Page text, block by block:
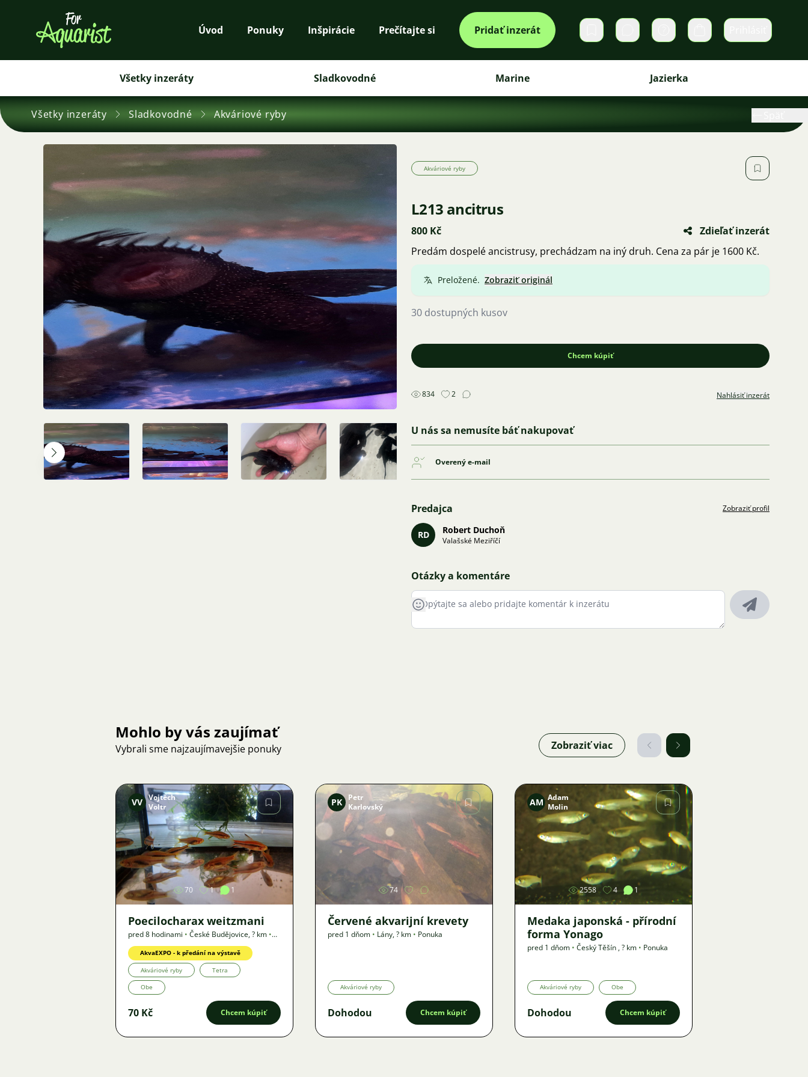
Úvod Ponuky Inšpirácie Prečítajte si Pridať inzerát Súkromné správy Košík
Všetky inzeráty Sladkovodné Marine Jazierka
Všetky inzeráty Sladkovodné Akváriové ryby
Akváriové ryby
L213 ancitrus
800 Kč
Zdieľať inzerát
Predám dospelé ancistrusy, prechádzam na iný druh. Cena za pár je 1600 Kč.
Preložené. Zobraziť originál
30 dostupných kusov
Chcem kúpiť
834 2 Nahlásiť inzerát
U nás sa nemusíte báť nakupovať
Overený e-mail
Predajca Zobraziť profil
RD Robert Duchoň
Valašské Meziříčí
Otázky a komentáre
Mohlo by vás zaujímať
Vybrali sme najzaujímavejšie ponuky Zobraziť viac
Obrázok
VV Vojtěch
Voltr
70 1 1
Poecilocharax weitzmani
pred 8 hodinami • České Budějovice,? km •
Ponuka
AkvaEXPO - k předání na výstavě
Akváriové ryby Tetra
Obe
70 Kč Chcem kúpiť
Obrázok
PK
Petr
Karlovský
74
Červené akvarijní krevety
pred 1 dňom • Lány,? km • Ponuka
Akváriové ryby
Dohodou Chcem kúpiť
Obrázok
AM Adam
Molin
2558 4 1
Medaka japonská - přírodní
forma Yonago
pred 1 dňom • Český Těšín ,? km • Ponuka
Akváriové ryby Obe
Dohodou Chcem kúpiť